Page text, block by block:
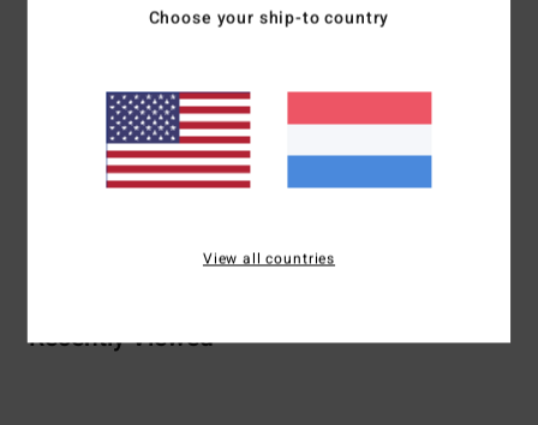
van gerecycled nylon. Het hoog uitgesneden model met
het water. Afgewerkt met een siliconen logo.
Details & functies
Recently Viewed
Choose your ship-to country
View all countries